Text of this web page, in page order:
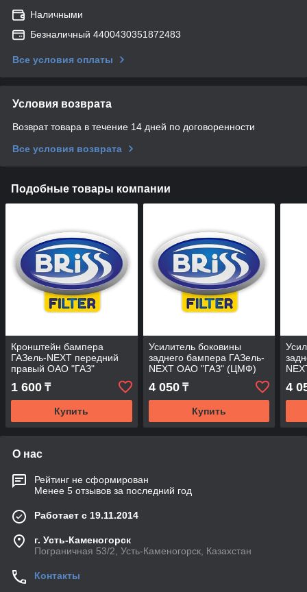
Наличными
Безналичный 4400430351872483
Все условия оплаты
Условия возврата
Возврат товара в течение 14 дней по договоренности
Все условия возврата
Подобные товары компании
Кронштейн бампера
ГАЗель-NEXT передний
правый ОАО "ГАЗ"
1 600 ₸
Купить
Усилитель боковины
заднего бампера ГАЗель-
NEXT ОАО "ГАЗ" (ЦМФ)
4 050₸
Купить
4
О нас
Рейтинг не сформирован
Менее 5 отзывов за последний год
Работает с 19.11.2014
г. Усть-Каменогорск
Пограничная 53/2, Усть-Каменогорск, Казахстан
Контакты